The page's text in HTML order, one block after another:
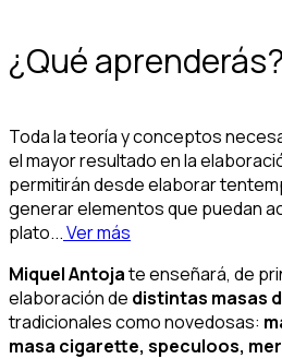
¿Qué aprenderás?
Toda la teoría y conceptos
el mayor resultado en la
permitirán desde elaborar
generar elementos que puedan
plato...Ver más
Miquel Antojate enseñará, de
elaboración de distintas masas
tradicionales como novedosas:
masa cigarette, speculoos,